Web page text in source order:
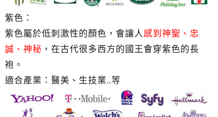
紫色：
紫色屬於低刺激性的顏色，會讓人感到神聖、忠
誠、神秘 ，在古代很多西方的國王會穿紫色的長
袍。
適合產業：醫美、生技業..等